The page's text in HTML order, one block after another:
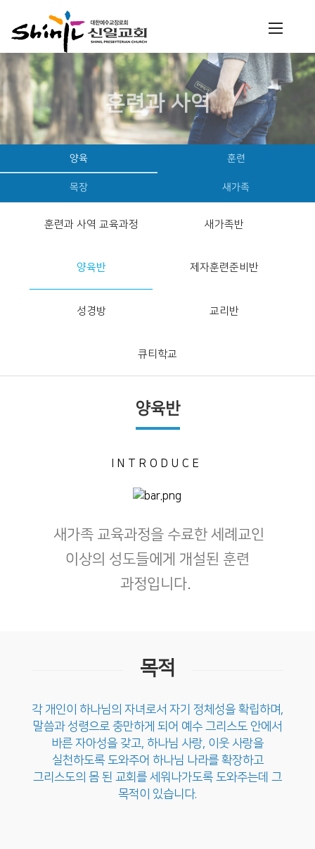
훈련과 사역
양육 훈련
목장 새가족
훈련과 사역 교육과정 새가족반
양육반 제자훈련준비반
성경방 교리반
큐티학교
양육반
INTRODUCE
새가족 교육과정을 수료한 세례교인
이상의 성도들에게 개설된 훈련
과정입니다.
목적
각 개인이 하나님의 자녀로서 자기 정체성을 확립하며,
말씀과 성령으로 충만하게 되어 예수 그리스도 안에서
바른 자아성을 갖고, 하나님 사랑, 이웃 사랑을
실천하도록 도와주어 하나님 나라를 확장하고
그리스도의 몸 된 교회를 세워나가도록 도와주는데 그
목적이 있습니다.